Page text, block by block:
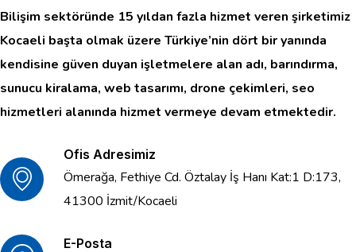
Bilişim sektöründe 15 yıldan fazla hizmet veren şirketimiz
Kocaeli başta olmak üzere Türkiye’nin dört bir yanında
kendisine güven duyan işletmelere alan adı, barındırma,
sunucu kiralama, web tasarımı, drone çekimleri, seo
hizmetleri alanında hizmet vermeye devam etmektedir.
Ofis Adresimiz
Ömerağa, Fethiye Cd. Öztalay İş Hanı Kat:1 D:173,
41300 İzmit/Kocaeli
E-Posta